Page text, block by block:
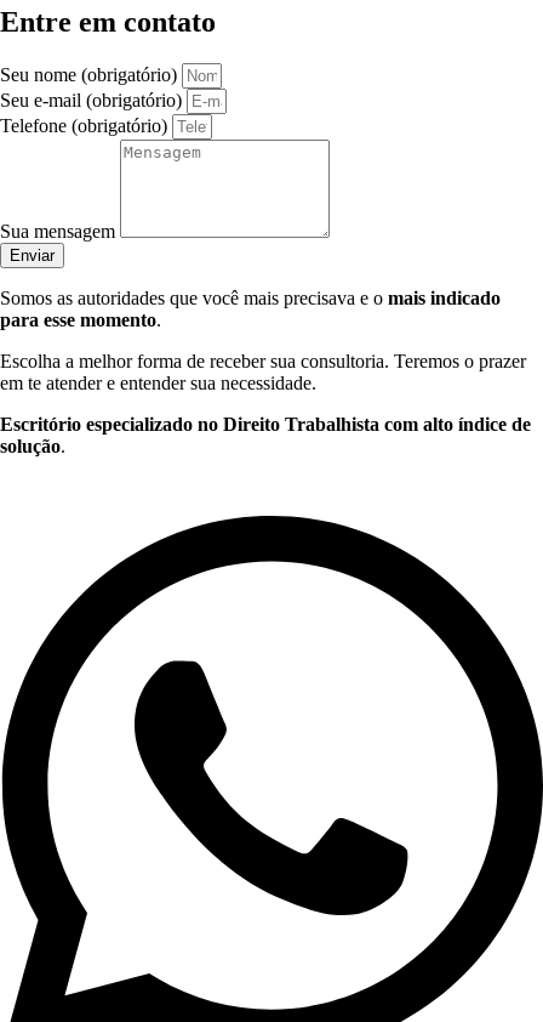
Entre em contato
Seu nome (obrigatório)
Seu e-mail (obrigatório)
Telefone (obrigatório)
Sua mensagem
Enviar
Somos as autoridades que você mais precisava e o mais indicado
para esse momento.
Escolha a melhor forma de receber sua consultoria. Teremos o prazer
em te atender e entender sua necessidade.
Escritório especializado no Direito Trabalhista com alto índice de
solução.